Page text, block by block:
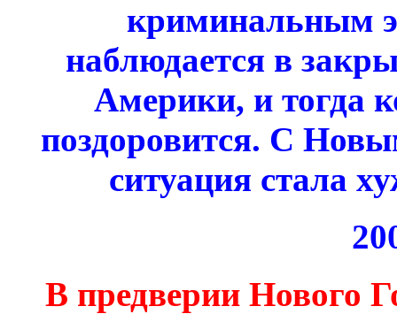
криминальным
наблюдается в
Америки, и тогда
поздоровится. С
ситуация стала
В предверии Нового